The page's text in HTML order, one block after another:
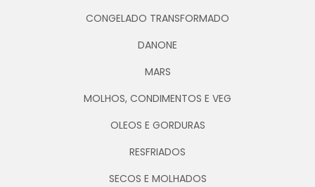
CONGELADO TRANSFORMADO
DANONE
MARS
MOLHOS, CONDIMENTOS E VEG
OLEOS E GORDURAS
RESFRIADOS
SECOS E MOLHADOS